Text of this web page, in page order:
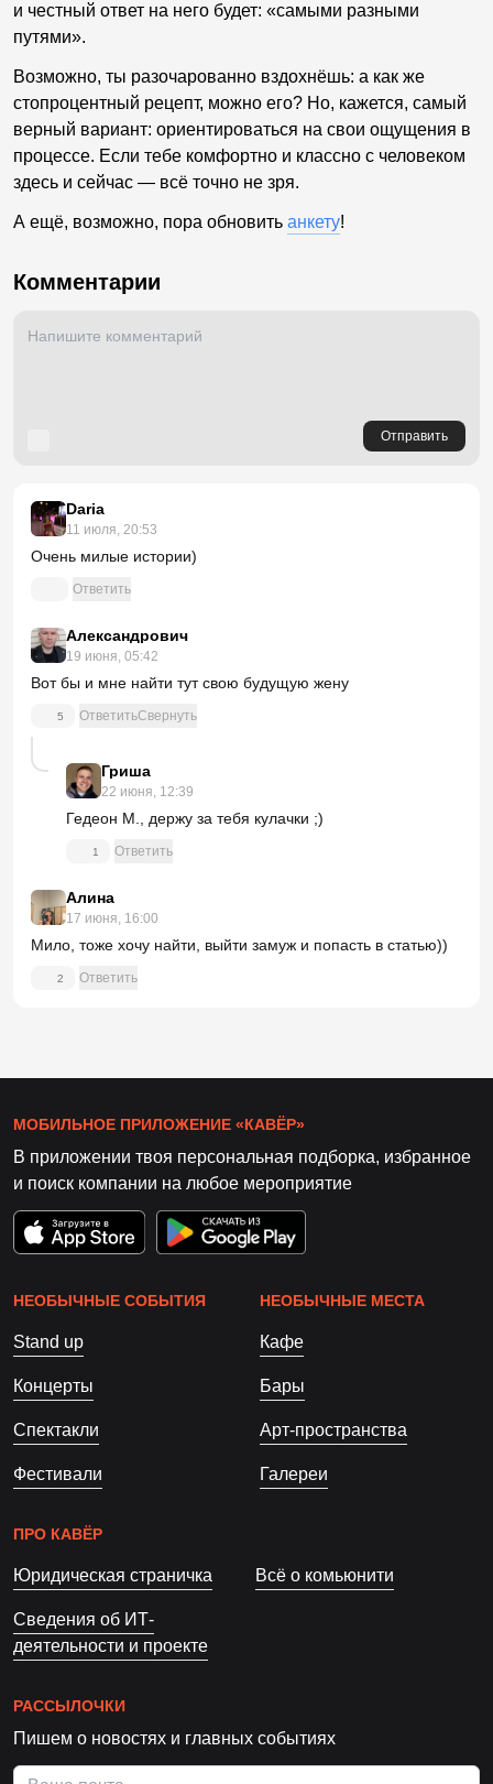
и честный ответ на него будет: «самыми разными
путями».
Возможно, ты разочарованно вздохнёшь: а как же
стопроцентный рецепт, можно его? Но, кажется, самый
верный вариант: ориентироваться на свои ощущения в
процессе. Если тебе комфортно и классно с человеком
здесь и сейчас — всё точно не зря.
А ещё, возможно, пора обновить анкету!
Комментарии
Отправить
Daria
11 июля, 20:53
Очень милые истории)
Ответить
Александрович
19 июня, 05:42
Вот бы и мне найти тут свою будущую жену
5 ОтветитьСвернуть
Гриша
22 июня, 12:39
Гедеон М., держу за тебя кулачки ;)
1 Ответить
Алина
17 июня, 16:00
Мило, тоже хочу найти, выйти замуж и попасть в статью))
2 Ответить
МОБИЛЬНОЕ ПРИЛОЖЕНИЕ «КАВЁР»
В приложении твоя персональная подборка, избранное
и поиск компании на любое мероприятие
НЕОБЫЧНЫЕ СОБЫТИЯ
Stand up
Концерты
Спектакли
Фестивали
НЕОБЫЧНЫЕ МЕСТА
Кафе
Бары
Арт-пространства
Галереи
ПРО КАВЁР
Юридическая страничка Всё о комьюнити
Сведения об ИТ-
деятельности и проекте
РАССЫЛОЧКИ
Пишем о новостях и главных событиях